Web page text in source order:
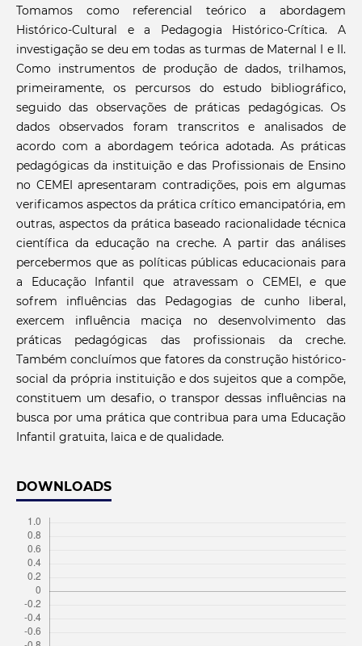
Tomamos como referencial teórico a abordagem
Histórico-Cultural e a Pedagogia Histórico-Crítica. A
investigação se deu em todas as turmas de Maternal I e II.
Como instrumentos de produção de dados, trilhamos,
primeiramente, os percursos do estudo bibliográfico,
seguido das observações de práticas pedagógicas. Os
dados observados foram transcritos e analisados de
acordo com a abordagem teórica adotada. As práticas
pedagógicas da instituição e das Profissionais de Ensino
no CEMEI apresentaram contradições, pois em algumas
verificamos aspectos da prática crítico emancipatória, em
outras, aspectos da prática baseado racionalidade técnica
científica da educação na creche. A partir das análises
percebermos que as políticas públicas educacionais para
a Educação Infantil que atravessam o CEMEI, e que
sofrem influências das Pedagogias de cunho liberal,
exercem influência maciça no desenvolvimento das
práticas pedagógicas das profissionais da creche.
Também concluímos que fatores da construção histórico-
social da própria instituição e dos sujeitos que a compõe,
constituem um desafio, o transpor dessas influências na
busca por uma prática que contribua para uma Educação
Infantil gratuita, laica e de qualidade.
DOWNLOADS